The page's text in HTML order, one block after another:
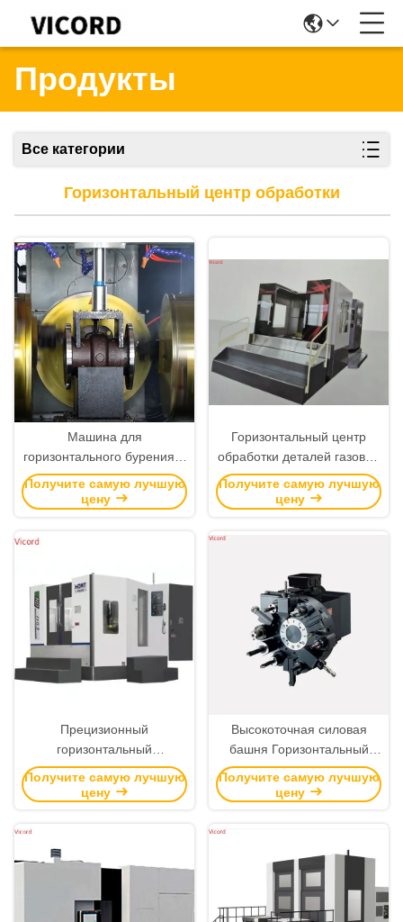
Продукты
Все категории
Горизонтальный центр обработки
Машина для
горизонтального бурения и
лебежения
Получите самую лучшую
цену
Горизонтальный центр
обработки деталей газовых
турбин
Получите самую лучшую
цену
Прецизионный
горизонтальный
обрабатывающий центр
для фланца заднего моста
Получите самую лучшую
цену
Высокоточная силовая
башня Горизонтальный
станковой центр 350 мм
Путешествие Y-оси
Получите самую лучшую
цену